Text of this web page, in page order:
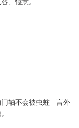
轴不会被虫蛀，言外